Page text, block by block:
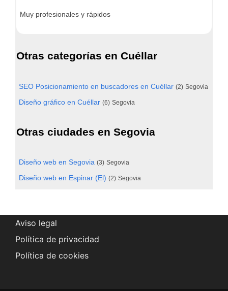
Muy profesionales y rápidos
Otras categorías en Cuéllar
SEO Posicionamiento en buscadores en Cuéllar (2) Segovia
Diseño gráfico en Cuéllar (6) Segovia
Otras ciudades en Segovia
Diseño web en Segovia (3) Segovia
Diseño web en Espinar (El) (2) Segovia
Aviso legal
Política de privacidad
Política de cookies